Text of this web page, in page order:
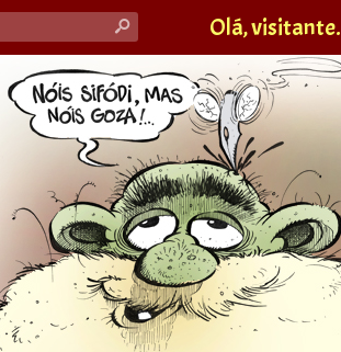
s Olá, visitante.